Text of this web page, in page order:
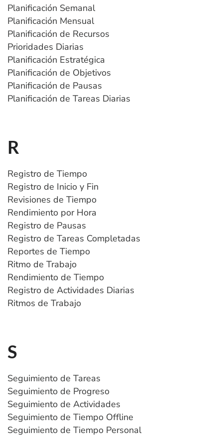
Planificación Semanal
Planificación Mensual
Planificación de Recursos
Prioridades Diarias
Planificación Estratégica
Planificación de Objetivos
Planificación de Pausas
Planificación de Tareas Diarias
R
Registro de Tiempo
Registro de Inicio y Fin
Revisiones de Tiempo
Rendimiento por Hora
Registro de Pausas
Registro de Tareas Completadas
Reportes de Tiempo
Ritmo de Trabajo
Rendimiento de Tiempo
Registro de Actividades Diarias
Ritmos de Trabajo
S
Seguimiento de Tareas
Seguimiento de Progreso
Seguimiento de Actividades
Seguimiento de Tiempo Offline
Seguimiento de Tiempo Personal